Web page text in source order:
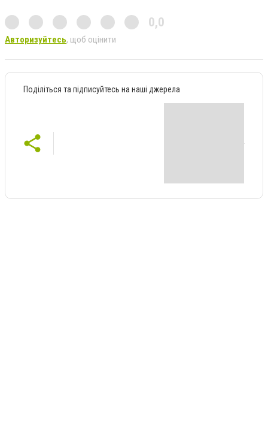
0,0
Авторизуйтесь, щоб оцінити
Поділіться та підписуйтесь на наші джерела